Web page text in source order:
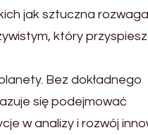
jak sztuczna
który
Bez dokładnego
się podejmować
w analizy i rozwój